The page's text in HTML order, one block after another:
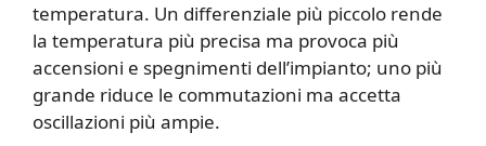
temperatura. Un differenziale più piccolo rende
la temperatura più precisa ma provoca più
accensioni e spegnimenti dell’impianto; uno più
grande riduce le commutazioni ma accetta
oscillazioni più ampie.